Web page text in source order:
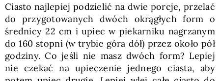
Ciasto najlepiej podzielić na dwie porcje, przelać
do przygotowanych dwóch okrągłych form o
średnicy 22 cm i upiec w piekarniku nagrzanym
do 160 stopni (w trybie góra dół) przez około pół
godziny. Co jeśli nie masz dwóch form? Lepiej
nie czekać na upieczenie jednego ciasta, aby